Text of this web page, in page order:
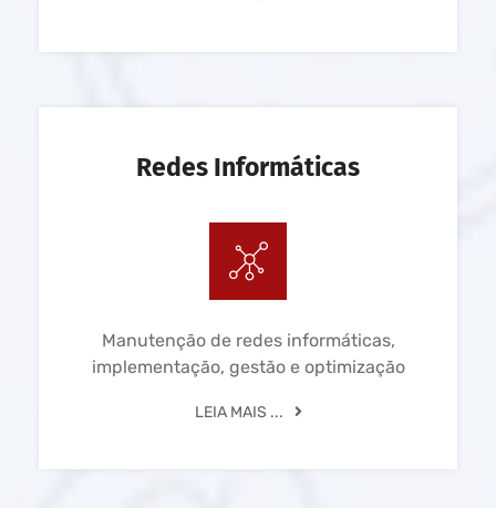
Redes Informáticas
Manutenção de redes informáticas,
implementação, gestão e optimização
LEIA MAIS ...